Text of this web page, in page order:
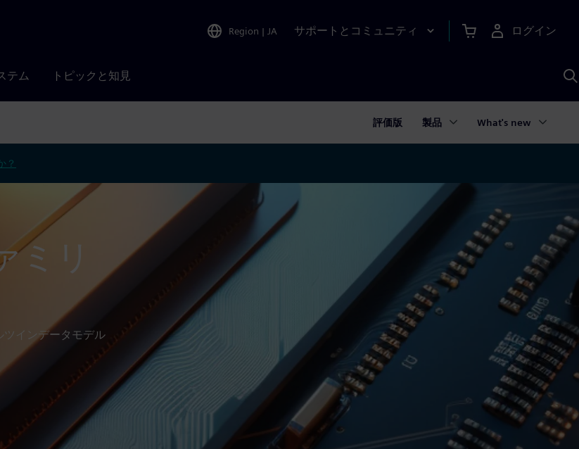
Region | JA サポートとコミュニティ ログイン
テム トピックと知見
評価版 製品 What's new
？
ミリ
インデータモデル